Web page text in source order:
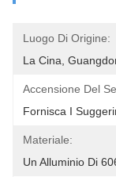
Luogo Di Origine:
La Cina,
Accensione Del
Fornisca I
Materiale:
Un Alluminio Di